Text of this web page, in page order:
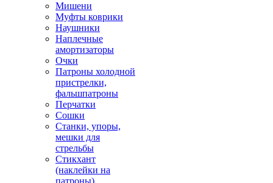
Мишени
Муфты коврики
Наушники
Наплечные
амортизаторы
Очки
Патроны холодной
пристрелки,
фальшпатроны
Перчатки
Сошки
Станки, упоры,
мешки для
стрельбы
Стикхант
(наклейки на
патроны)